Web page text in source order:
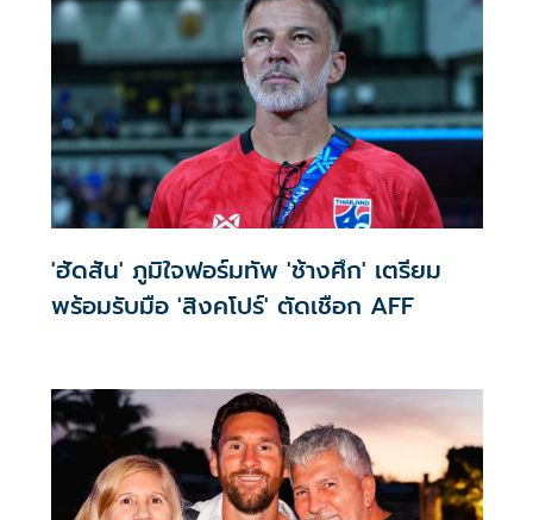
'ฮัดสัน' ภูมิใจฟอร์มทัพ 'ช้างศึก' เตรียม
พร้อมรับมือ 'สิงคโปร์' ตัดเชือก AFF